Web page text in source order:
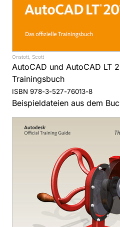
Onstott, Scott
AutoCAD und AutoCAD LT
Trainingsbuch
ISBN 978-3-527-76013-8
Beispieldateien aus dem